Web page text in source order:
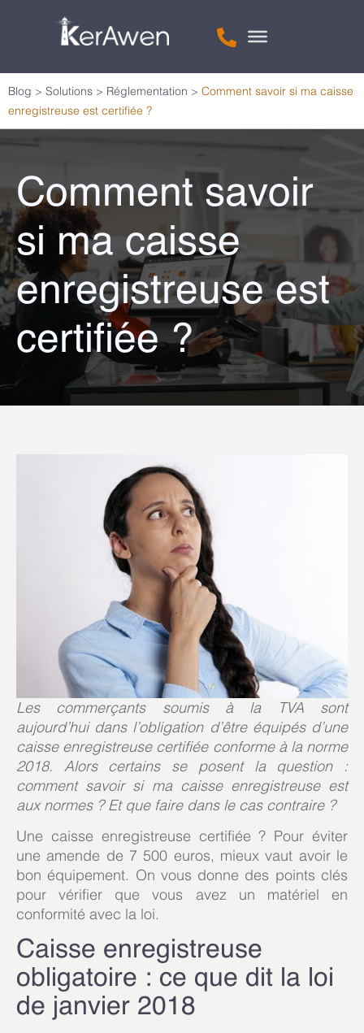
Blog > Solutions > Réglementation > Comment savoir si ma caisse
enregistreuse est certifiée ?
Comment savoir
si ma caisse
enregistreuse est
certifiée ?
Les commerçants soumis à la TVA sont
aujourd’hui dans l’obligation d’être équipés d’une
caisse enregistreuse certifiée conforme à la norme
2018. Alors certains se posent la question :
comment savoir si ma caisse enregistreuse est
aux normes ? Et que faire dans le cas contraire ?
Une caisse enregistreuse certifiée ? Pour éviter
une amende de 7 500 euros, mieux vaut avoir le
bon équipement. On vous donne des points clés
pour vérifier que vous avez un matériel en
conformité avec la loi.
Caisse enregistreuse
obligatoire : ce que dit la loi
de janvier 2018